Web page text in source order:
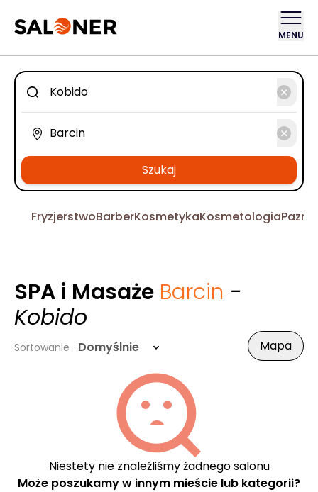
MENU
Szukaj
FryzjerstwoBarberKosmetykaKosmetologia
SPA i Masaże Barcin -
Kobido
Sortowanie Domyślnie Mapa
Niestety nie znaleźliśmy żadnego salonu
Może poszukamy w innym mieście lub kategorii?